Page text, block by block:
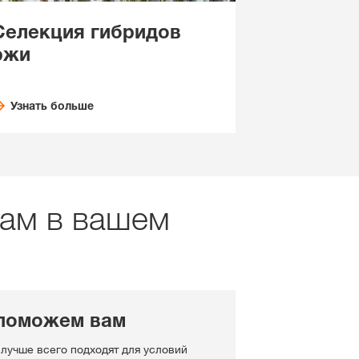
гибридов
Узнать больше
в вашем
вам
всего подходят для условий